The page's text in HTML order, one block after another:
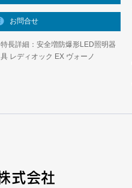
お問合せ
特長詳細：安全増防爆形LED照明器
具 レディオック EX ヴォーノ